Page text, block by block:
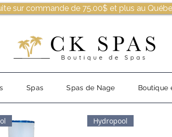
sur commande de 75.00$ et plus au
Spas Spas de Nage Boutique
Hydropool